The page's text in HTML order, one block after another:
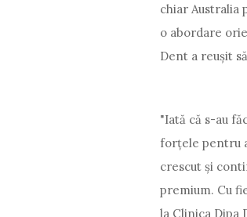
chiar Australia
o abordare
Dent a reușit
"Iată că s-au
forțele pentru
crescut și
premium. Cu
la Clinica Dipa